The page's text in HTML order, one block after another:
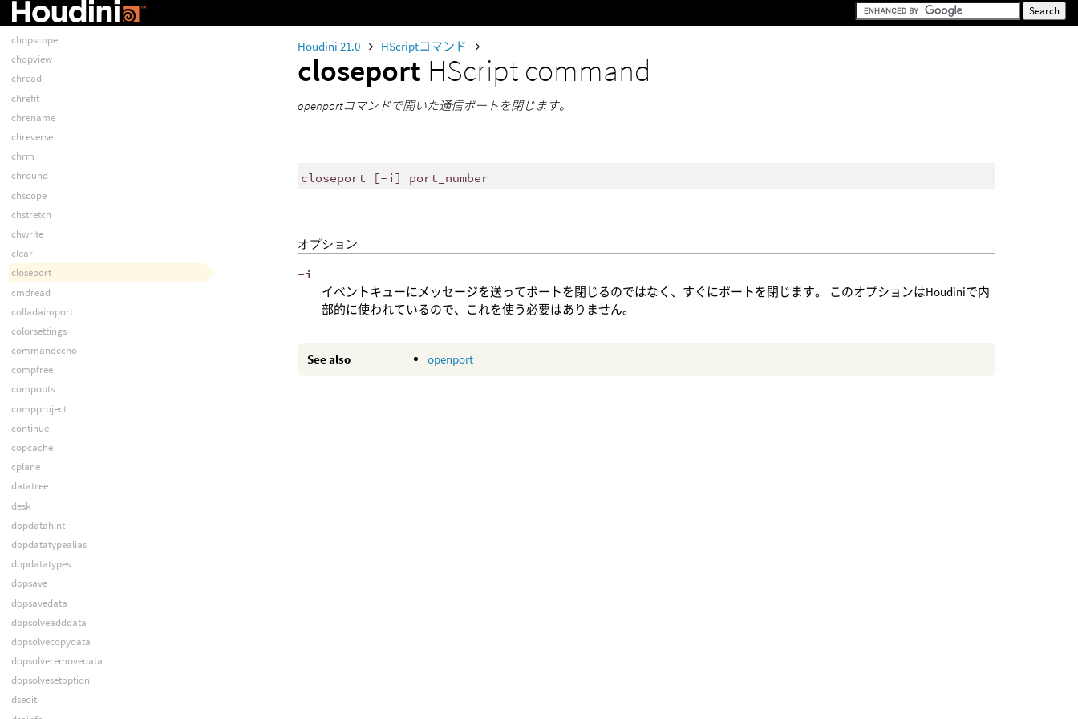
Houdini 21.0 HScriptコマンド
closeport HScript command
openportコマンドで開いた通信ポートを閉じます。
closeport [-i] port_number
オプション
-i
イベントキューにメッセージを送ってポートを閉じるのではなく、すぐにポートを閉じます。 このオプションはHoudiniで内
部的に使われているので、これを使う必要はありません。
See also openport
chopls
chopscope
chopview
chread
chrefit
chrename
chreverse
chrm
chround
chscope
chstretch
chwrite
clear
closeport
cmdread
colladaimport
colorsettings
commandecho
compfree
compopts
compproject
continue
copcache
cplane
datatree
desk
dopdatahint
dopdatatypealias
dopdatatypes
dopsave
dopsavedata
dopsolveadddata
dopsolvecopydata
dopsolveremovedata
dopsolvesetoption
dsedit